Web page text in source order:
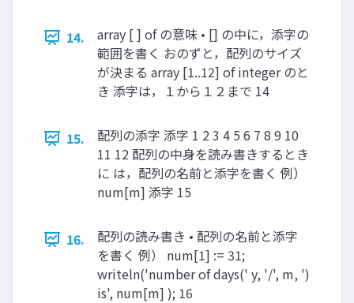
14.
array [ ] of の意味 • [] の中に，添字の
範囲を書く おのずと，配列のサイズ
が決まる array [1..12] of integer のと
き 添字は，１から１２まで 14
15.
配列の添字 添字 1 2 3 4 5 6 7 8 9 10
11 12 配列の中身を読み書きするとき
に は，配列の名前と添字を書く 例）
num[m] 添字 15
16.
配列の読み書き • 配列の名前と添字
を書く 例） num[1] := 31;
writeln('number of days(' y, '/', m, ')
is', num[m] ); 16